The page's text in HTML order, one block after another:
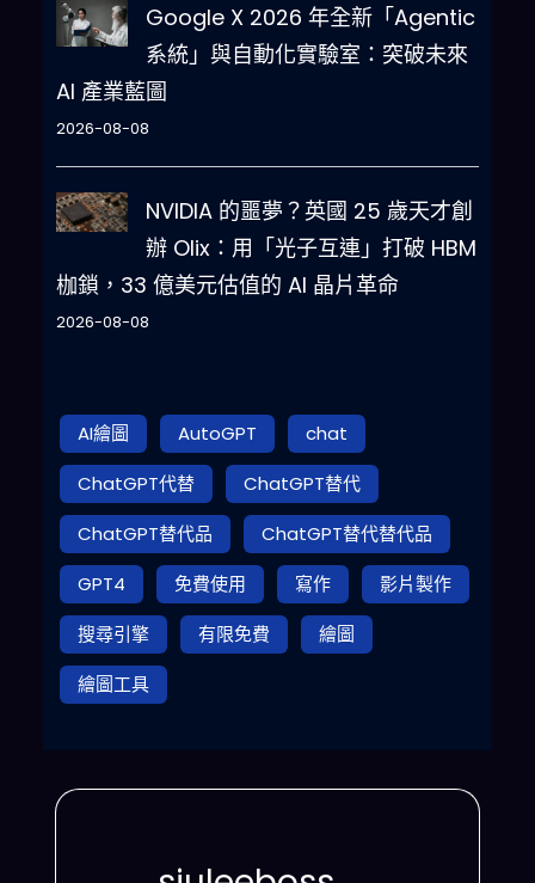
Google X 2026 年全新「Agentic
系統」與自動化實驗室：突破未來
AI 產業藍圖
2026-08-08
NVIDIA 的噩夢？英國 25 歲天才創
辦 Olix：用「光子互連」打破 HBM
枷鎖，33 億美元估值的 AI 晶片革命
2026-08-08
AI繪圖 AutoGPT
chat
ChatGPT代替
ChatGPT替代
ChatGPT替代品
ChatGPT替代替代品
GPT4
免費使用 寫作
影片製作
搜尋引擎
有限免費
繪圖
繪圖工具